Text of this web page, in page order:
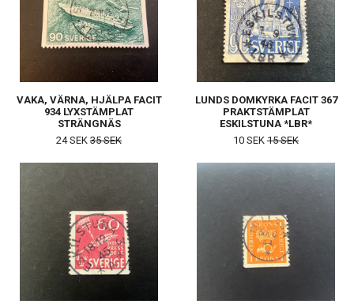
VAKA, VÄRNA, HJÄLPA FACIT
934 LYXSTÄMPLAT
STRÄNGNÄS
24 SEK 35 SEK
LUNDS DOMKYRKA FACIT 367
PRAKTSTÄMPLAT
ESKILSTUNA *LBR*
10 SEK 15 SEK